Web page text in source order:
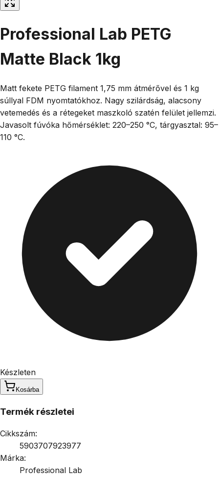
Professional Lab PETG
Matte Black 1kg
Matt fekete PETG filament 1,75 mm átmérővel és 1 kg
súllyal FDM nyomtatókhoz. Nagy szilárdság, alacsony
vetemedés és a rétegeket maszkoló szatén felület jellemzi.
Javasolt fúvóka hőmérséklet: 220–250 °C, tárgyasztal: 95–
110 °C.
Készleten
Kosárba
Termék részletei
Cikkszám:
5903707923977
Márka:
Professional Lab